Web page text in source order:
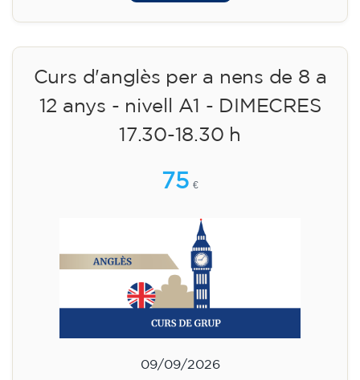
Curs d'anglès per a nens de 8 a
12 anys - nivell A1 - DIMECRES
17.30-18.30 h
75 €
09/09/2026